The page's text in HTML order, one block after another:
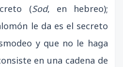
(Sod, en hebreo);
le da es el secreto
y que no le haga
en una cadena de